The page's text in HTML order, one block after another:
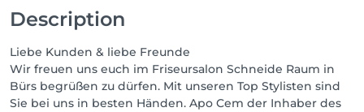
Description
Liebe Kunden & liebe Freunde
Wir freuen uns euch im Friseursalon Schneide Raum in
Bürs begrüßen zu dürfen. Mit unseren Top Stylisten sind
Sie bei uns in besten Händen. Apo Cem der Inhaber des